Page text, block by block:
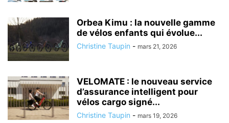
Orbea Kimu : la nouvelle gamme
de vélos enfants qui évolue...
Christine Taupin - mars 21, 2026
VELOMATE : le nouveau service
d’assurance intelligent pour
vélos cargo signé...
Christine Taupin - mars 19, 2026